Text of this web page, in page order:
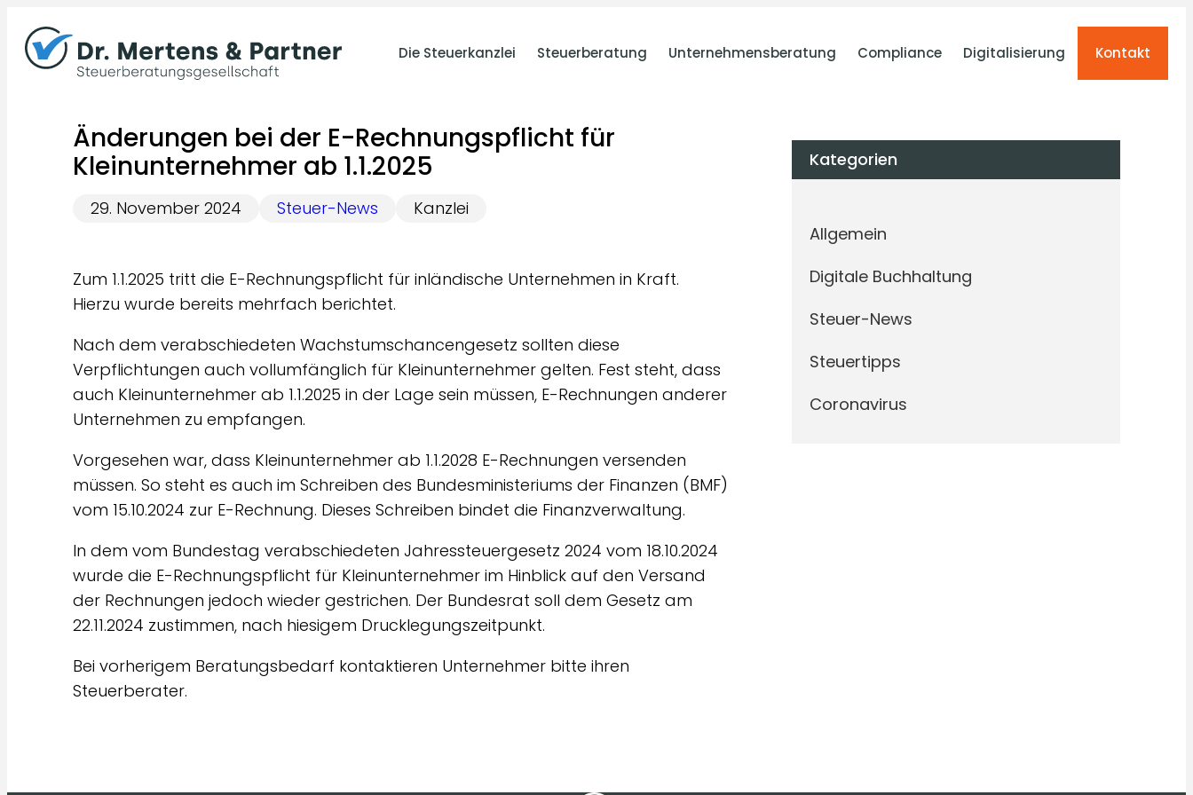
Inhalt
springen
Die Steuerkanzlei Steuerberatung Unternehmensberatung Compliance Digitalisierung Kontakt
Änderungen bei der E-Rechnungspflicht für
Kleinunternehmer ab 1.1.2025
29. November 2024 Steuer-News Kanzlei
Zum 1.1.2025 tritt die E-Rechnungspflicht für inländische Unternehmen in Kraft.
Hierzu wurde bereits mehrfach berichtet.
Nach dem verabschiedeten Wachstumschancengesetz sollten diese
Verpflichtungen auch vollumfänglich für Kleinunternehmer gelten. Fest steht, dass
auch Kleinunternehmer ab 1.1.2025 in der Lage sein müssen, E-Rechnungen anderer
Unternehmen zu empfangen.
Vorgesehen war, dass Kleinunternehmer ab 1.1.2028 E-Rechnungen versenden
müssen. So steht es auch im Schreiben des Bundesministeriums der Finanzen (BMF)
vom 15.10.2024 zur E-Rechnung. Dieses Schreiben bindet die Finanzverwaltung.
In dem vom Bundestag verabschiedeten Jahressteuergesetz 2024 vom 18.10.2024
wurde die E-Rechnungspflicht für Kleinunternehmer im Hinblick auf den Versand
der Rechnungen jedoch wieder gestrichen. Der Bundesrat soll dem Gesetz am
22.11.2024 zustimmen, nach hiesigem Drucklegungszeitpunkt.
Bei vorherigem Beratungsbedarf kontaktieren Unternehmer bitte ihren
Steuerberater.
Kategorien
Allgemein
Digitale Buchhaltung
Steuer-News
Steuertipps
Coronavirus